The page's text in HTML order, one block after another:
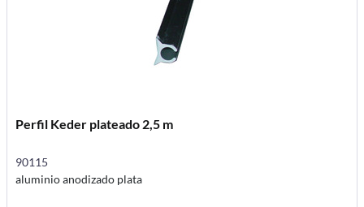
Perfil Keder plateado 2,5 m
90115
aluminio anodizado plata